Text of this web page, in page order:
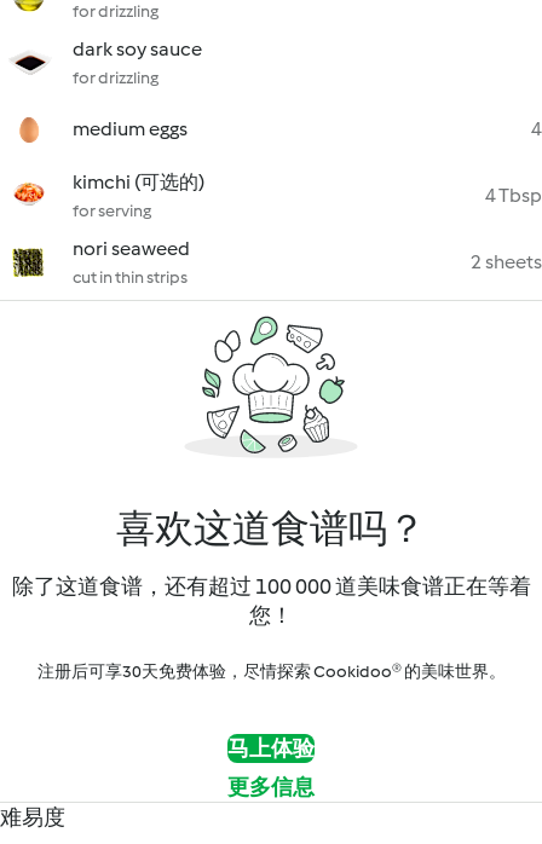
for drizzling
dark soy sauce
for drizzling
medium eggs 4
kimchi (可选的)
for serving
4 Tbsp
nori seaweed
cut in thin strips
2 sheets
喜欢这道食谱吗？
除了这道食谱，还有超过 100 000 道美味食谱正在等着
您！
注册后可享30天免费体验，尽情探索 Cookidoo® 的美味世界。
马上体验
更多信息
难易度